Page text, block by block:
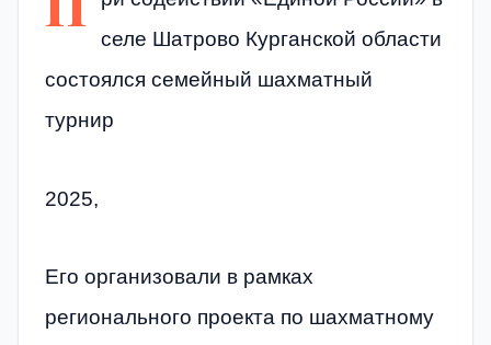
селе Шатрово Курганской области
состоялся семейный шахматный
турнир
2025,
Его организовали в рамках
регионального проекта по шахматному